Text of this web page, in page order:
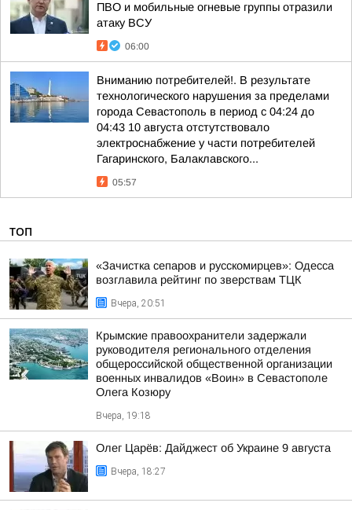
ПВО и мобильные огневые группы отразили
атаку ВСУ
06:00
Вниманию потребителей!. В результате
технологического нарушения за пределами
города Севастополь в период с 04:24 до
04:43 10 августа отстутствовало
электроснабжение у части потребителей
Гагаринского, Балаклавского...
05:57
ТОП
«Зачистка сепаров и русскомирцев»: Одесса
возглавила рейтинг по зверствам ТЦК
Вчера, 20:51
Крымские правоохранители задержали
руководителя регионального отделения
общероссийской общественной организации
военных инвалидов «Воин» в Севастополе
Олега Козюру
Вчера, 19:18
Олег Царёв: Дайджест об Украине 9 августа
Вчера, 18:27